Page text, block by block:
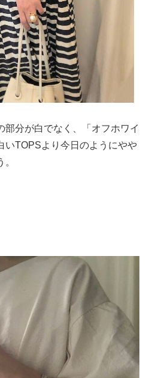
部分が白でなく、「オフホワイ
いTOPSより今日のようにやや